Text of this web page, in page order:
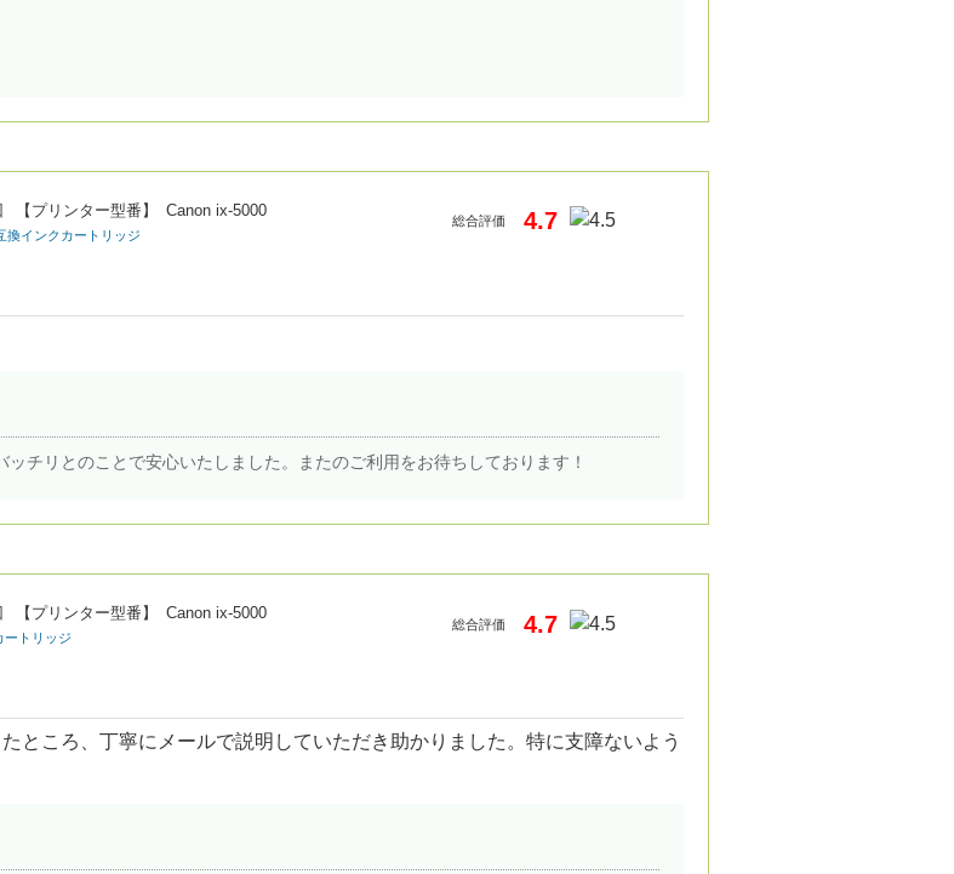
【プリンター型番】 Canon ix-5000
換インクカートリッジ
総合評価 4.7
チリとのことで安心いたしました。またのご利用をお待ちしております！
【プリンター型番】 Canon ix-5000
ートリッジ
総合評価 4.7
ところ、丁寧にメールで説明していただき助かりました。特に支障ないよう